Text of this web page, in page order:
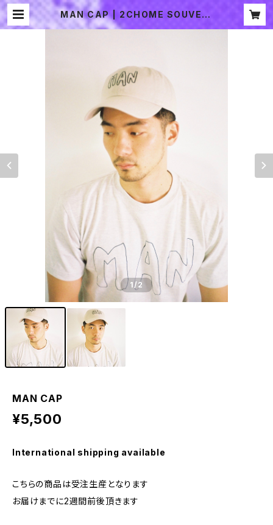
MAN CAP | 2CHOME SOUVENI
R SHOP
1/2
MAN CAP
¥5,500
International shipping available
こちらの商品は受注生産となります
お届けまでに2週間前後頂きます